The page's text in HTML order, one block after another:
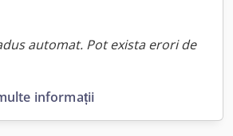
automat. Pot exista erori de
informații